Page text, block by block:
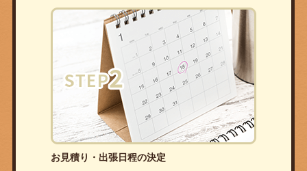
お見積り・出張日程の決定